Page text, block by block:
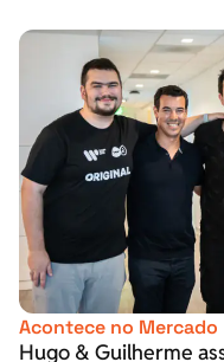
Acontece no Mercado
Hugo & Guilherme